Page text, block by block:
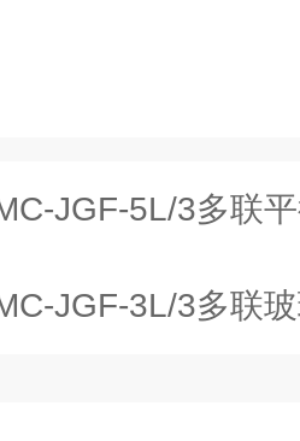
JGF-5L/3多联
JGF-3L/3多联